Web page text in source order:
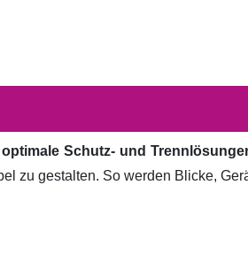
optimale Schutz- und
zu gestalten. So werden Blicke,